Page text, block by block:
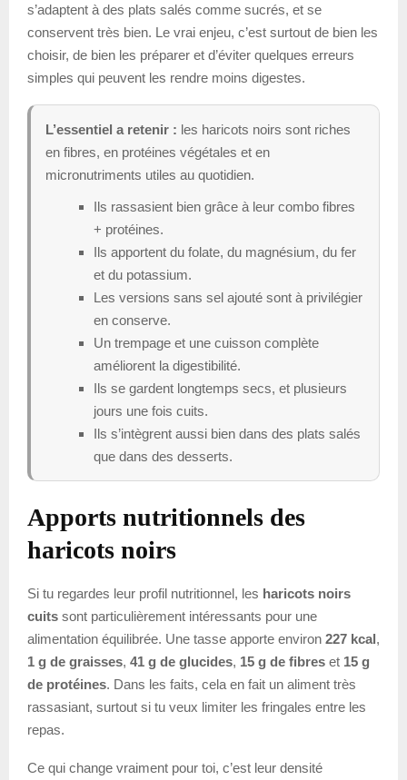
s’adaptent à des plats salés comme sucrés, et se
conservent très bien. Le vrai enjeu, c’est surtout de bien les
choisir, de bien les préparer et d’éviter quelques erreurs
simples qui peuvent les rendre moins digestes.
L’essentiel a retenir : les haricots noirs sont riches
en fibres, en protéines végétales et en
micronutriments utiles au quotidien.
Ils rassasient bien grâce à leur combo fibres
+ protéines.
Ils apportent du folate, du magnésium, du fer
et du potassium.
Les versions sans sel ajouté sont à privilégier
en conserve.
Un trempage et une cuisson complète
améliorent la digestibilité.
Ils se gardent longtemps secs, et plusieurs
jours une fois cuits.
Ils s’intègrent aussi bien dans des plats salés
que dans des desserts.
Apports nutritionnels des
haricots noirs
Si tu regardes leur profil nutritionnel, les haricots noirs
cuits sont particulièrement intéressants pour une
alimentation équilibrée. Une tasse apporte environ 227 kcal,
1 g de graisses, 41 g de glucides, 15 g de fibres et 15 g
de protéines. Dans les faits, cela en fait un aliment très
rassasiant, surtout si tu veux limiter les fringales entre les
repas.
Ce qui change vraiment pour toi, c’est leur densité